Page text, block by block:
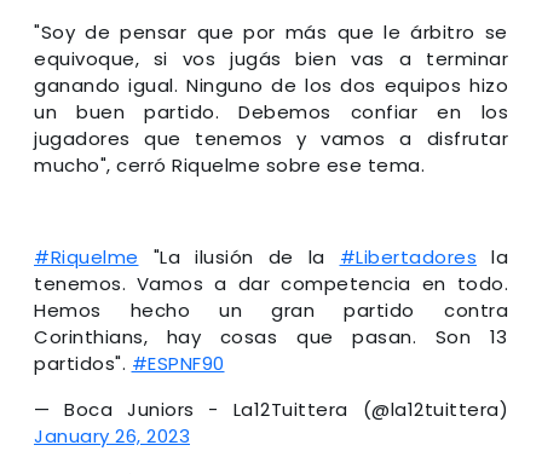
"Soy de pensar que por más que le árbitro se
equivoque, si vos jugás bien vas a terminar
ganando igual. Ninguno de los dos equipos hizo
un buen partido. Debemos confiar en los
jugadores que tenemos y vamos a disfrutar
mucho", cerró Riquelme sobre ese tema.
#Riquelme "La ilusión de la #Libertadores la
tenemos. Vamos a dar competencia en todo.
Hemos hecho un gran partido contra
Corinthians, hay cosas que pasan. Son 13
partidos". #ESPNF90
— Boca Juniors - La12Tuittera (@la12tuittera)
January 26, 2023